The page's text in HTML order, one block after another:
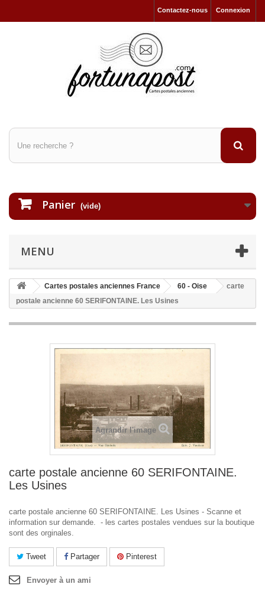
Connexion
Contactez-nous
Panier (vide)
MENU
Cartes postales anciennes France 60 - Oise
carte
postale ancienne 60 SERIFONTAINE. Les Usines
Agrandir l'image
carte postale ancienne 60 SERIFONTAINE.
Les Usines
carte postale ancienne 60 SERIFONTAINE. Les Usines - Scanne et
information sur demande. - les cartes postales vendues sur la boutique
sont des orginales.
Tweet Partager Pinterest
Envoyer à un ami